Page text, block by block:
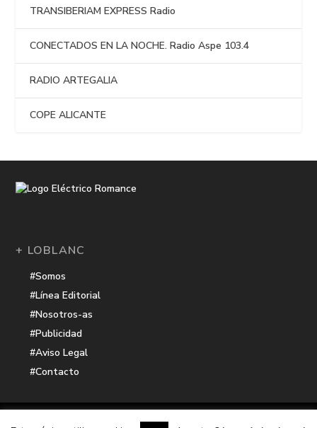
TRANSIBERIAM EXPRESS Radio
CONECTADOS EN LA NOCHE. Radio Aspe 103.4
RADIO ARTEGALIA
COPE ALICANTE
+ LOBLANC
#Somos
#Línea Editorial
#Nosotros-as
#Publicidad
#Aviso Legal
#Contacto
Electrico Romance